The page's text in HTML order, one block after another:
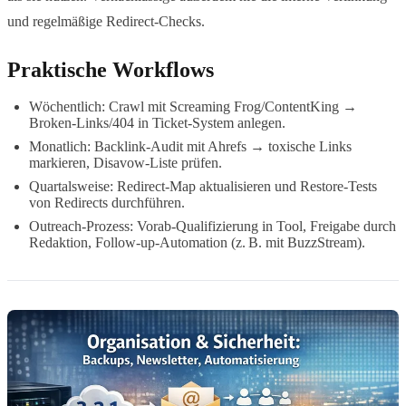
und regelmäßige Redirect-Checks.
Praktische Workflows
Wöchentlich: Crawl mit Screaming Frog/ContentKing →
Broken-Links/404 in Ticket-System anlegen.
Monatlich: Backlink-Audit mit Ahrefs → toxische Links
markieren, Disavow-Liste prüfen.
Quartalsweise: Redirect-Map aktualisieren und Restore-Tests
von Redirects durchführen.
Outreach-Prozess: Vorab-Qualifizierung in Tool, Freigabe durch
Redaktion, Follow-up-Automation (z. B. mit BuzzStream).